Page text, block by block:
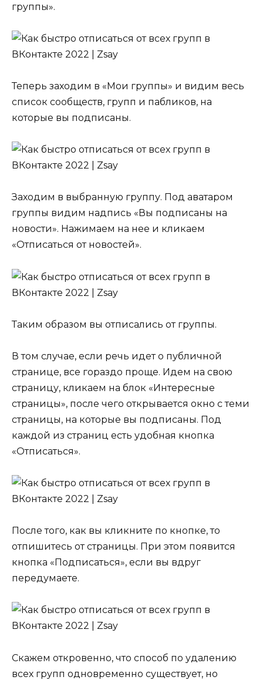
группы».
Теперь заходим в «Мои группы» и видим весь
список сообществ, групп и пабликов, на
которые вы подписаны.
Заходим в выбранную группу. Под аватаром
группы видим надпись «Вы подписаны на
новости». Нажимаем на нее и кликаем
«Отписаться от новостей».
Таким образом вы отписались от группы.
В том случае, если речь идет о публичной
странице, все гораздо проще. Идем на свою
страницу, кликаем на блок «Интересные
страницы», после чего открывается окно с теми
страницы, на которые вы подписаны. Под
каждой из страниц есть удобная кнопка
«Отписаться».
После того, как вы кликните по кнопке, то
отпишитесь от страницы. При этом появится
кнопка «Подписаться», если вы вдруг
передумаете.
Скажем откровенно, что способ по удалению
всех групп одновременно существует, но